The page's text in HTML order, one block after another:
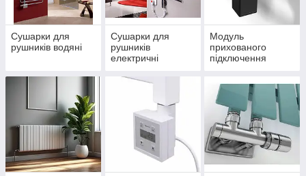
Сушарки для
рушників водяні
Сушарки для
рушників
електричні
Модуль
прихованого
підключення